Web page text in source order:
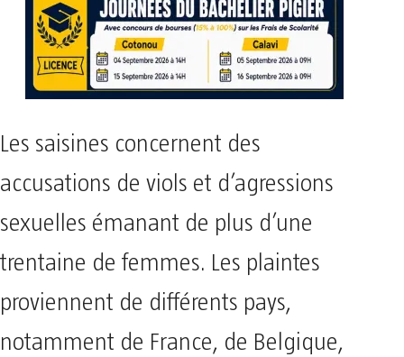
Les saisines concernent des
accusations de viols et d’agressions
sexuelles émanant de plus d’une
trentaine de femmes. Les plaintes
proviennent de différents pays,
notamment de France, de Belgique,